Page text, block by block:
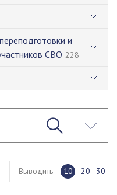
и
СВО 228
Выводить 10 20 30